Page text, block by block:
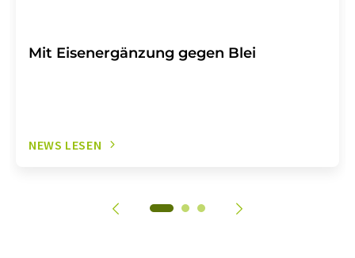
Mit Eisenergänzung gegen Blei
NEWS LESEN